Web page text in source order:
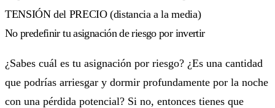
TENSIÓN del PRECIO (distancia a la media)
No predefinir tu asignación de riesgo por invertir
¿Sabes cuál es tu asignación por riesgo? ¿Es una cantidad
que podrías arriesgar y dormir profundamente por la noche
con una pérdida potencial? Si no, entonces tienes que